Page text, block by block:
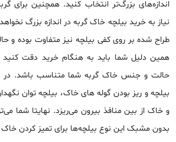
اندازه‌های بزرگ‌تر انتخاب کنید. همچنین برای
نیاز به خرید بیلچه خاک گربه در اندازه بزرگ
طراح ‌شده بر روی کفی بیلچه نیز متفاوت بوده و
همین دلیل شما باید به هنگام خرید دقت کنید
حالت و جنس خاک گربه شما متناسب باشد. در
بیلچه و ریز بودن گوله های خاک، بیلچه توان
و خاک از بین منافذ بیرون می‌ریزد. نهایتا شما
بدون مشبک این نوع بیلچه‌ها برای تمیز کردن خاک